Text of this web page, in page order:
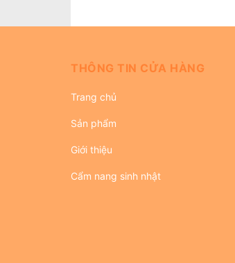
THÔNG TIN CỬA HÀNG
Trang chủ
Sản phẩm
Giới thiệu
Cẩm nang sinh nhật